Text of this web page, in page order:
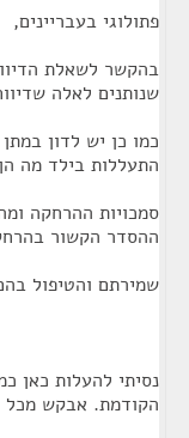
פתולוגי בעבריינים,
בהקשר לשאלת
שנותנים לאלה
כמו כן יש לדון
התעללות בילד מה
סמכויות ההרחקה
ההסדר הקשור
שמירתם והטיפול
נסיתי להעלות כאן
הקודמת. אבקש מכל